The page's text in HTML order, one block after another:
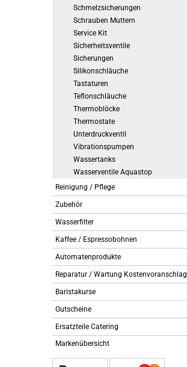
Schmelzsicherungen
Schrauben Muttern
Service Kit
Sicherheitsventile
Sicherungen
Silikonschläuche
Tastaturen
Teflonschläuche
Thermoblöcke
Thermostate
Unterdruckventil
Vibrationspumpen
Wassertanks
Wasserventile Aquastop
Reinigung / Pflege
Zubehör
Wasserfilter
Kaffee / Espressobohnen
Automatenprodukte
Reparatur / Wartung Kostenvoranschlag
Baristakurse
Gutscheine
Ersatzteile Catering
Markenübersicht